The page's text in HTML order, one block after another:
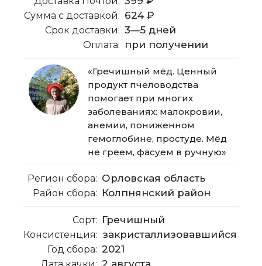
Сумма с доставкой: 624 ₽
Срок доставки: 3—5 дней
Оплата: при получении
«Гречишный мёд. Ценный
продукт пчеловодства
помогает при многих
заболеваниях: малокровии,
анемии, пониженном
гемоглобине, простуде. Мёд
не греем, фасуем в ручную»
Регион сбора: Орловская область
Район сбора: Колпнянский район
Сорт: Гречишный
Консистенция: закристаллизовавшийся
Год сбора: 2021